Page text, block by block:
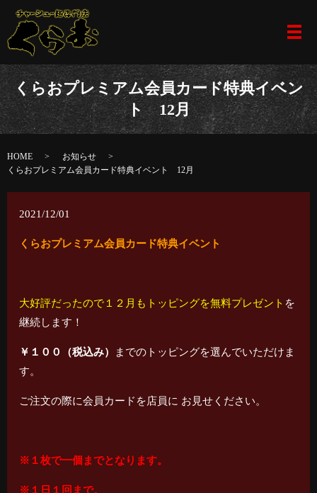
メ
くらおプレミアム会員カード特典イベン
ト 12月
HOME
お知らせ
くらおプレミアム会員カード特典イベント 12月
2021/12/01
くらおプレミアム会員カード特典イベント
大好評だったので１２月も トッピングを無料プレゼント を
継続します！
￥１００（税込み）
までのトッピングを選んでいただけま
す。
ご注文の際に会員カードを店員に お見せください。
※１枚で一個までとなります。
※１日１回まで。